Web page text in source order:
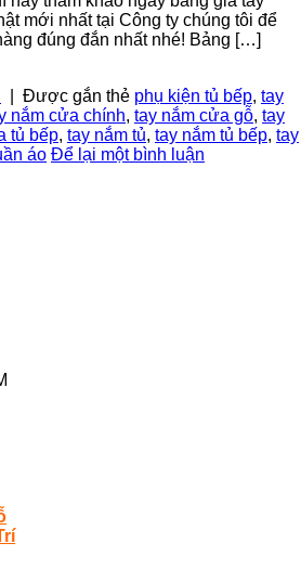
mới nhất tại Công ty chúng tôi để
đúng đắn nhất nhé! Bảng […]
Được gắn thẻ phụ kiện tủ bếp, tay
nắm cửa chính, tay nắm cửa gỗ, tay
tủ bếp, tay nắm tủ, tay nắm tủ bếp, tay
áo Để lại một bình luận